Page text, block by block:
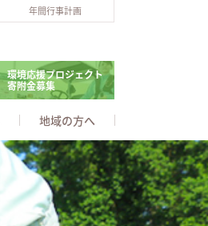
年間行事計画
環境応援プロジェクト
寄附金募集
地域の方へ